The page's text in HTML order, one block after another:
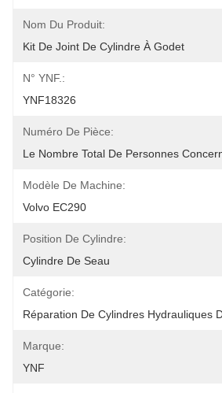
Nom Du Produit:
Kit De Joint De Cylindre À Godet
N° YNF.:
YNF18326
Numéro De Pièce:
Le Nombre Total De Personnes
Modèle De Machine:
Volvo EC290
Position De Cylindre:
Cylindre De Seau
Catégorie:
Réparation De Cylindres Hydrauliques
Marque:
YNF